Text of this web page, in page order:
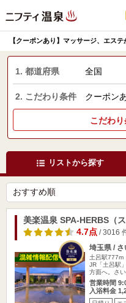
【クーポンあり】マッサージ、エステ
1. 都道府県 全国
2. こだわり条件 クーポン
こだわ
リストから探す
美楽温泉 SPA-HERBS（ス
4.7点 / 3016
埼玉県 /
土呂駅777m
JR「土呂駅
方面へ。さ
営業時間
入浴料金